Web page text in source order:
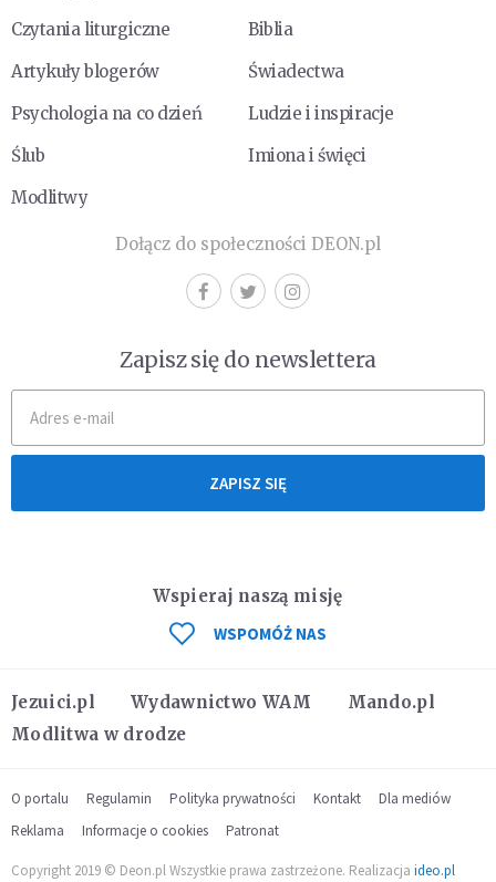
Czytania liturgiczne
Biblia
Artykuły blogerów
Świadectwa
Psychologia na co dzień
Ludzie i inspiracje
Ślub
Imiona i święci
Modlitwy
Dołącz do społeczności DEON.pl
Zapisz się do newslettera
ZAPISZ SIĘ
Jezuici.pl Wydawnictwo WAM
Mando.pl
Modlitwa w drodze
Wspieraj naszą misję
WSPOMÓŻ NAS
O portalu Regulamin Polityka prywatności Kontakt
Dla mediów
Reklama
Informacje o cookies Patronat
Copyright 2019 © Deon.pl Wszystkie prawa zastrzeżone. Realizacja ideo.pl